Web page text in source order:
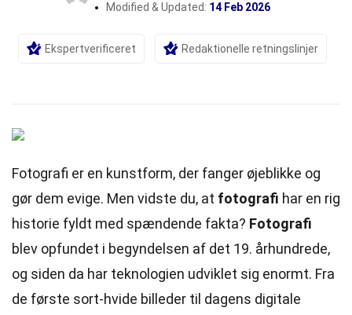
Modified & Updated: 14 Feb 2026
Ekspertverificeret Redaktionelle retningslinjer
Fotografi er en kunstform, der fanger øjeblikke og
gør dem evige. Men vidste du, at fotografi har en rig
historie fyldt med spændende fakta? Fotografi
blev opfundet i begyndelsen af det 19. århundrede,
og siden da har teknologien udviklet sig enormt. Fra
de første sort-hvide billeder til dagens digitale